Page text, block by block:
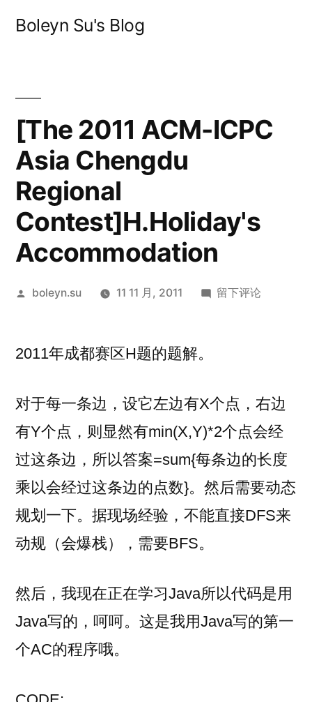
Boleyn Su's Blog
[The 2011 ACM-ICPC
Asia Chengdu
Regional
Contest]H.Holiday's
Accommodation
发
boleyn.su 11 11 月, 2011
于
Chengdu
Regional
Accommodation
留下评论
2011年成都赛区H题的题解。
对于每一条边，设它左边有X个点，右边
有Y个点，则显然有min(X,Y)*2个点会经
过这条边，所以答案=sum{每条边的长度
乘以会经过这条边的点数}。然后需要动态
规划一下。据现场经验，不能直接DFS来
动规（会爆栈），需要BFS。
然后，我现在正在学习Java所以代码是用
Java写的，呵呵。这是我用Java写的第一
个AC的程序哦。